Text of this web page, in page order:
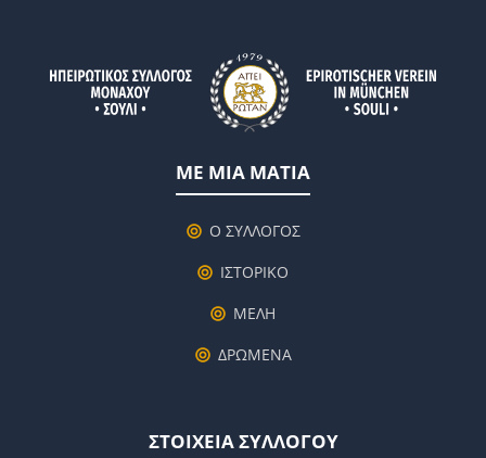
ΜΕ ΜΙΑ ΜΑΤΙΑ
Ο ΣΥΛΛΟΓΟΣ
ΙΣΤΟΡΙΚΟ
ΜΕΛΗ
ΔΡΩΜΕΝΑ
ΣΤΟΙΧΕΙΑ ΣΥΛΛΟΓΟΥ